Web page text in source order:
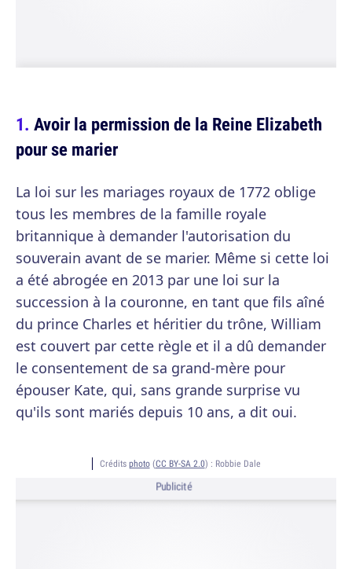
Avoir la permission de la Reine Elizabeth
pour se marier
La loi sur les mariages royaux de 1772 oblige
tous les membres de la famille royale
britannique à demander l'autorisation du
souverain avant de se marier. Même si cette loi
a été abrogée en 2013 par une loi sur la
succession à la couronne, en tant que fils aîné
du prince Charles et héritier du trône, William
est couvert par cette règle et il a dû demander
le consentement de sa grand-mère pour
épouser Kate, qui, sans grande surprise vu
qu'ils sont mariés depuis 10 ans, a dit oui.
Crédits photo(CC BY-SA 2.0) : Robbie Dale
Publicité